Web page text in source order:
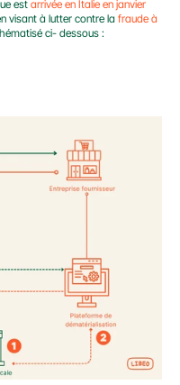
est arrivée en Italie en janvier
visant à lutter contre la fraude à
ci- dessous :